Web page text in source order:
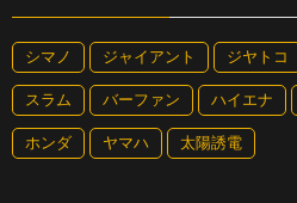
シマノ ジャイアント ジヤトコ
スラム バーファン ハイエナ
ホンダ ヤマハ 太陽誘電